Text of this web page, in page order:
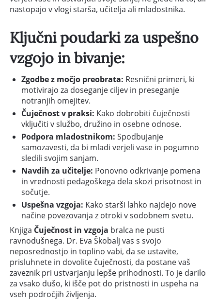
nastopajo v vlogi starša, učitelja ali mladostnika.
Ključni poudarki za uspešno
vzgojo in bivanje:
Zgodbe z močjo preobrata: Resnični primeri, ki
motivirajo za doseganje ciljev in preseganje
notranjih omejitev.
Čuječnost v praksi: Kako dobrobiti čuječnosti
vključiti v službo, družino in osebne odnose.
Podpora mladostnikom: Spodbujanje
samozavesti, da bi mladi verjeli vase in pogumno
sledili svojim sanjam.
Navdih za učitelje: Ponovno odkrivanje pomena
in vrednosti pedagoškega dela skozi prisotnost in
sočutje.
Uspešna vzgoja: Kako starši lahko najdejo nove
načine povezovanja z otroki v sodobnem svetu.
Knjiga Čuječnost in vzgoja bralca ne pusti
ravnodušnega. Dr. Eva Škobalj vas s svojo
neposrednostjo in toplino vabi, da se ustavite,
prisluhnete in dovolite čuječnosti, da postane vaš
zaveznik pri ustvarjanju lepše prihodnosti. To je darilo
za vsako dušo, ki išče pot do pristnosti in uspeha na
vseh področjih življenja.